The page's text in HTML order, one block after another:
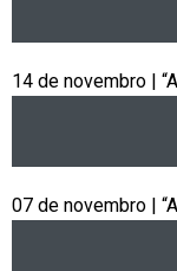
14 de novembro |
07 de novembro |